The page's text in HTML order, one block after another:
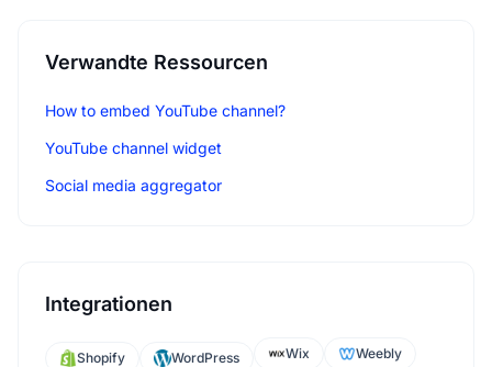
Verwandte Ressourcen
How to embed YouTube channel?
YouTube channel widget
Social media aggregator
Integrationen
Shopify WordPress Wix Weebly